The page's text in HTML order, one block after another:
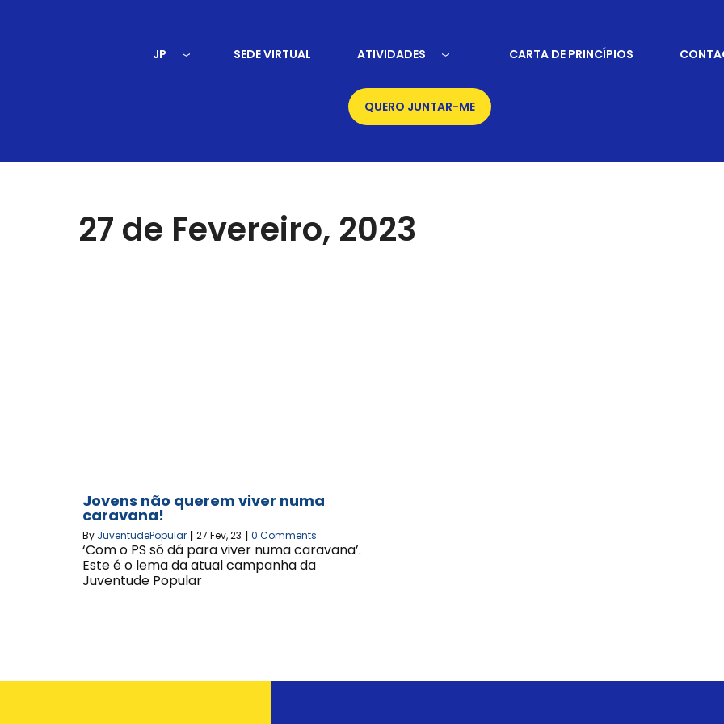
JP SEDE VIRTUAL ATIVIDADES CARTA DE PRINCÍPIOS
QUERO JUNTAR-ME
27 de Fevereiro, 2023
Jovens não querem viver numa
caravana!
By JuventudePopular | 27 Fev, 23 | 0 Comments
‘Com o PS só dá para viver numa caravana’.
Este é o lema da atual campanha da
Juventude Popular